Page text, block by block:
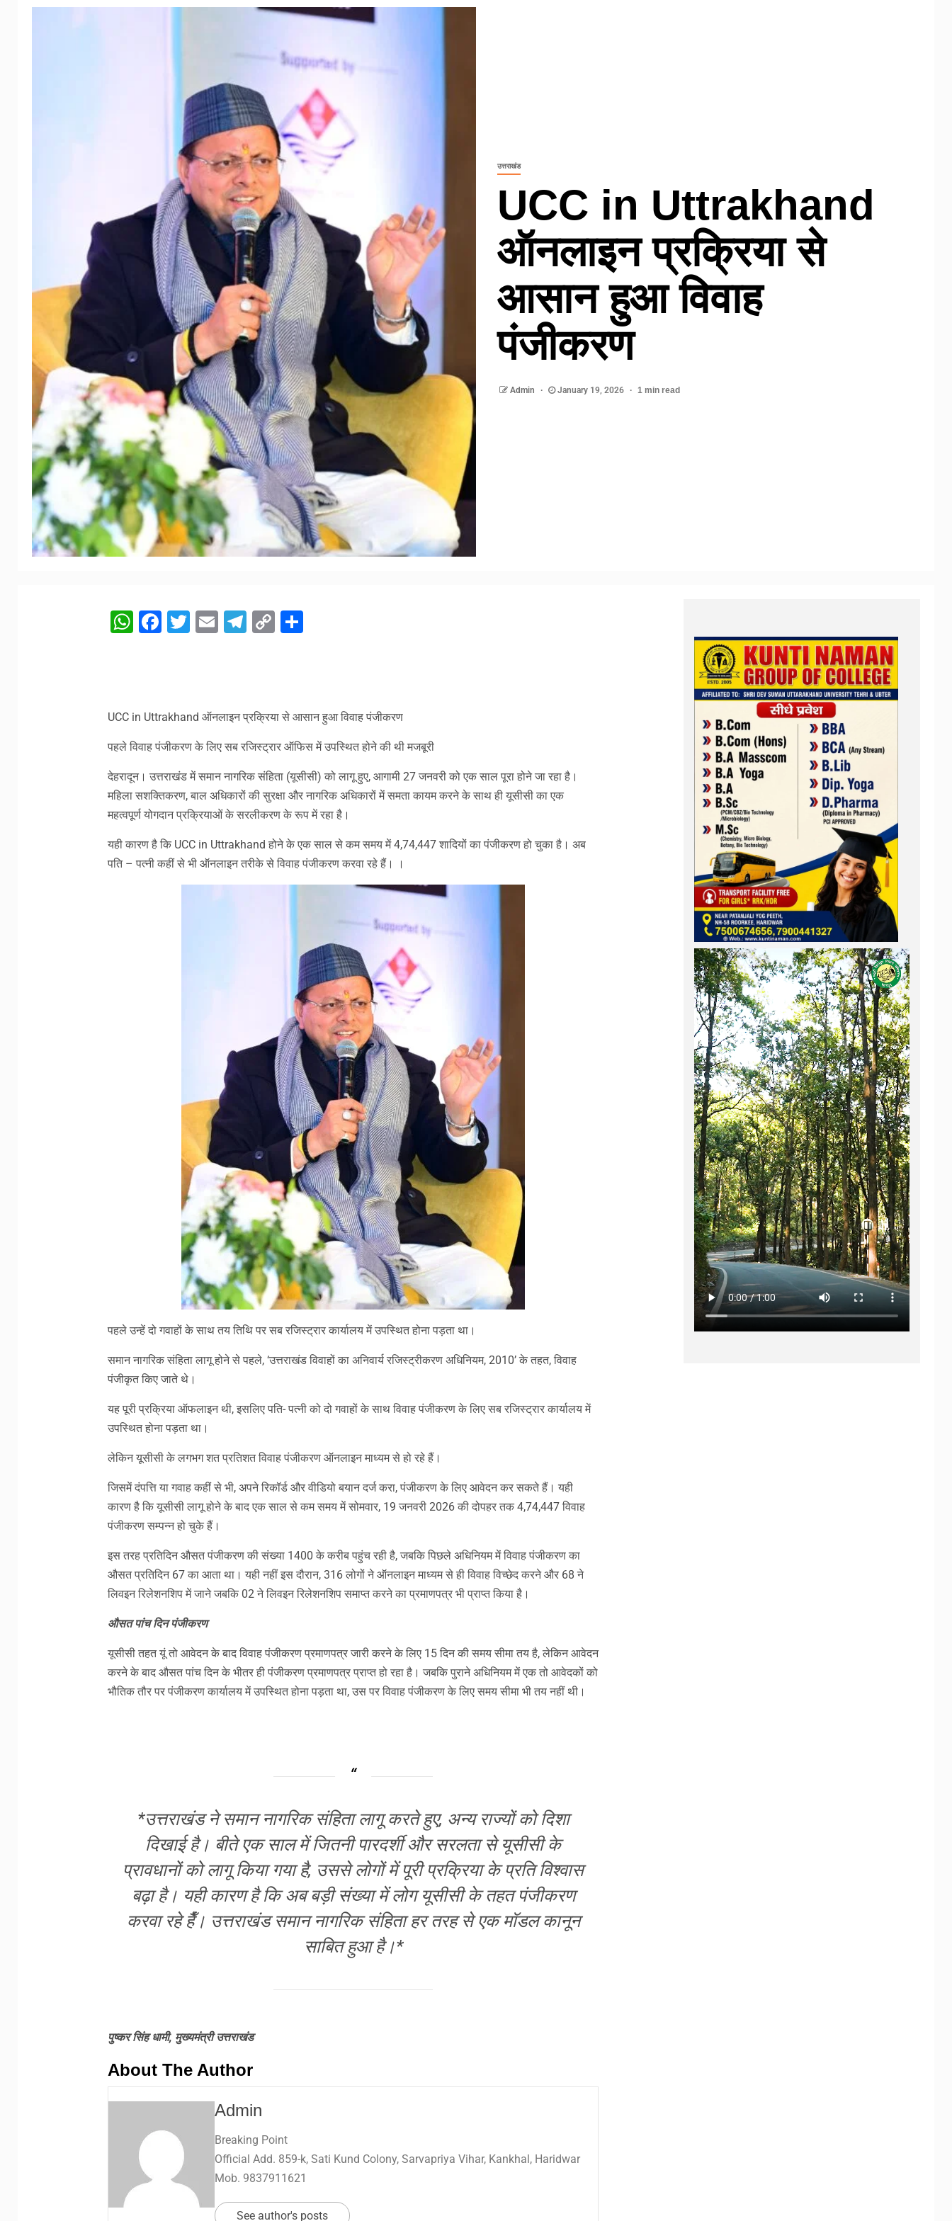
उत्तराखंड
UCC in Uttrakhand
ऑनलाइन प्रक्रिया से
आसान हुआ विवाह
पंजीकरण
Admin January 19, 2026 1 min read
WhatsApp
Facebook
Twitter
EmailTelegram
CopyShare
UCC in Uttrakhand ऑनलाइन प्रक्रिया से आसान हुआ विवाह पंजीकरण
पहले विवाह पंजीकरण के लिए सब रजिस्ट्रार ऑफिस में उपस्थित होने की थी मजबूरी
देहरादून। उत्तराखंड में समान नागरिक संहिता (यूसीसी) को लागू हुए, आगामी 27 जनवरी को एक साल पूरा होने जा रहा है।
महिला सशक्तिकरण, बाल अधिकारों की सुरक्षा और नागरिक अधिकारों में समता कायम करने के साथ ही यूसीसी का एक
महत्वपूर्ण योगदान प्रक्रियाओं के सरलीकरण के रूप में रहा है।
यही कारण है कि UCC in Uttrakhand होने के एक साल से कम समय में 4,74,447 शादियों का पंजीकरण हो चुका है। अब
पति – पत्नी कहीं से भी ऑनलाइन तरीके से विवाह पंजीकरण करवा रहे हैं। ।
पहले उन्हें दो गवाहों के साथ तय तिथि पर सब रजिस्ट्रार कार्यालय में उपस्थित होना पड़ता था।
समान नागरिक संहिता लागू होने से पहले, ‘उत्तराखंड विवाहों का अनिवार्य रजिस्ट्रीकरण अधिनियम, 2010’ के तहत, विवाह
पंजीकृत किए जाते थे।
यह पूरी प्रक्रिया ऑफलाइन थी, इसलिए पति- पत्नी को दो गवाहों के साथ विवाह पंजीकरण के लिए सब रजिस्ट्रार कार्यालय में
उपस्थित होना पड़ता था।
लेकिन यूसीसी के लगभग शत प्रतिशत विवाह पंजीकरण ऑनलाइन माध्यम से हो रहे हैं।
जिसमें दंपत्ति या गवाह कहीं से भी, अपने रिकॉर्ड और वीडियो बयान दर्ज करा, पंजीकरण के लिए आवेदन कर सकते हैं। यही
कारण है कि यूसीसी लागू होने के बाद एक साल से कम समय में सोमवार, 19 जनवरी 2026 की दोपहर तक 4,74,447 विवाह
पंजीकरण सम्पन्न हो चुके हैं।
इस तरह प्रतिदिन औसत पंजीकरण की संख्या 1400 के करीब पहुंच रही है, जबकि पिछले अधिनियम में विवाह पंजीकरण का
औसत प्रतिदिन 67 का आता था। यही नहीं इस दौरान, 316 लोगों ने ऑनलाइन माध्यम से ही विवाह विच्छेद करने और 68 ने
लिवइन रिलेशनशिप में जाने जबकि 02 ने लिवइन रिलेशनशिप समाप्त करने का प्रमाणपत्र भी प्राप्त किया है।
औसत पांच दिन पंजीकरण
यूसीसी तहत यूं तो आवेदन के बाद विवाह पंजीकरण प्रमाणपत्र जारी करने के लिए 15 दिन की समय सीमा तय है, लेकिन आवेदन
करने के बाद औसत पांच दिन के भीतर ही पंजीकरण प्रमाणपत्र प्राप्त हो रहा है। जबकि पुराने अधिनियम में एक तो आवेदकों को
भौतिक तौर पर पंजीकरण कार्यालय में उपस्थित होना पड़ता था, उस पर विवाह पंजीकरण के लिए समय सीमा भी तय नहीं थी।
*उत्तराखंड ने समान नागरिक संहिता लागू करते हुए, अन्य राज्यों को दिशा
दिखाई है। बीते एक साल में जितनी पारदर्शी और सरलता से यूसीसी के
प्रावधानों को लागू किया गया है, उससे लोगों में पूरी प्रक्रिया के प्रति विश्वास
बढ़ा है। यही कारण है कि अब बड़ी संख्या में लोग यूसीसी के तहत पंजीकरण
करवा रहे हैँ। उत्तराखंड समान नागरिक संहिता हर तरह से एक मॉडल कानून
साबित हुआ है।*
पुष्कर सिंह धामी, मुख्यमंत्री उत्तराखंड
About The Author
Admin
Breaking Point
Official Add. 859-k, Sati Kund Colony, Sarvapriya Vihar, Kankhal, Haridwar
Mob. 9837911621
See author's posts